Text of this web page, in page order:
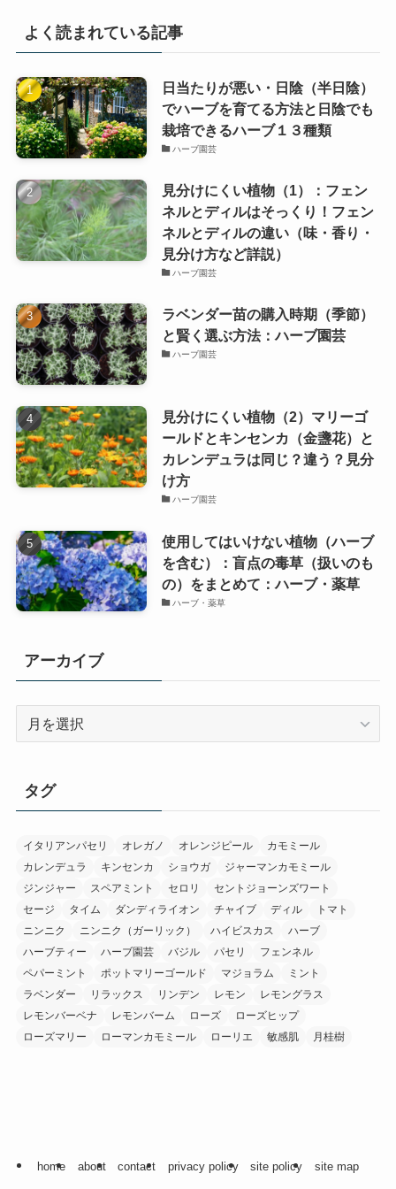
よく読まれている記事
日当たりが悪い・日陰（半日陰）
でハーブを育てる方法と日陰でも
栽培できるハーブ１３種類
ハーブ園芸
見分けにくい植物（1）：フェン
ネルとディルはそっくり！フェン
ネルとディルの違い（味・香り・
見分け方など詳説）
ハーブ園芸
ラベンダー苗の購入時期（季節）
と賢く選ぶ方法：ハーブ園芸
ハーブ園芸
見分けにくい植物（2）マリーゴ
ールドとキンセンカ（金盞花）と
カレンデュラは同じ？違う？見分
け方
ハーブ園芸
使用してはいけない植物（ハーブ
を含む）：盲点の毒草（扱いのも
の）をまとめて：ハーブ・薬草
ハーブ・薬草
アーカイブ
ブ
タグ
イタリアンパセリ オレガノ オレンジピール
カモミール
カレンデュラ
キンセンカ ショウガ
ジャーマンカモミール
ジンジャー
スペアミント セロリ
セントジョーンズワート
セージ
タイム ダンディライオン チャイブ ディル
トマト
ニンニク
ニンニク（ガーリック） ハイビスカス
ハーブ
ハーブティー
ハーブ園芸 バジル パセリ
フェンネル
ペパーミント
ポットマリーゴールド マジョラム
ミント
ラベンダー
リラックス リンデン レモン
レモングラス
レモンバーベナ
レモンバーム ローズ
ローズヒップ
ローズマリー
ローマンカモミール ローリエ 敏感肌 月桂樹
home about contact privacy policy site policy site map